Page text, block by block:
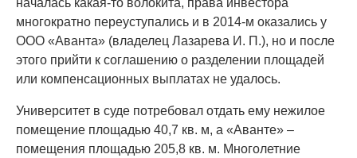
началась какая-то волокита, права инвестора
многократно переуступались и в 2014-м оказались у
ООО «Аванта» (владелец Лазарева И. П.), но и после
этого прийти к соглашению о разделении площадей
или компенсационных выплатах не удалось.
Университет в суде потребовал отдать ему нежилое
помещение площадью 40,7 кв. м, а «Аванте» –
помещения площадью 205,8 кв. м. Многолетние